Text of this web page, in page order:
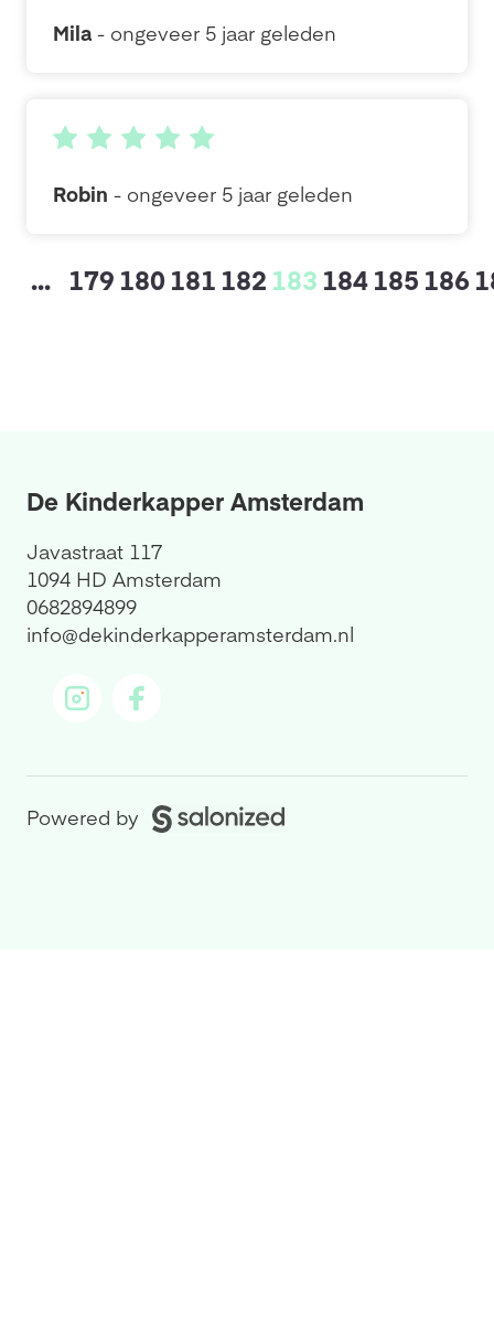
Mila - ongeveer 5 jaar geleden
Robin - ongeveer 5 jaar geleden
... 179 180181 182 183 184185 186
De Kinderkapper Amsterdam
Javastraat 117
1094 HD Amsterdam
0682894899
info@dekinderkapperamsterdam.nl
Powered by